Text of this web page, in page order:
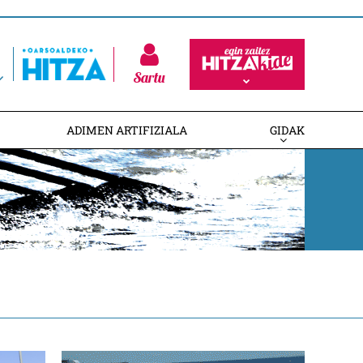
Sartu
ADIMEN ARTIFIZIALA GIDAK